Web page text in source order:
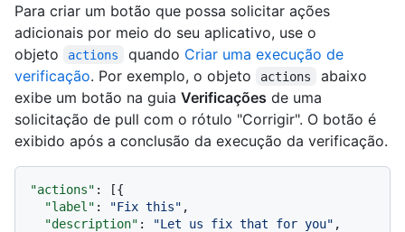
Para criar um botão que possa solicitar ações
adicionais por meio do seu aplicativo, use o
objeto
actions quando Criar uma execução de
verificação. Por exemplo, o objeto actions
abaixo
exibe um botão na guia Verificações de uma
solicitação de pull com o rótulo "Corrigir". O botão é
exibido após a conclusão da execução da verificação.
"actions" : [{
"label" : "Fix this" ,
"description" : "Let us fix that for you" ,